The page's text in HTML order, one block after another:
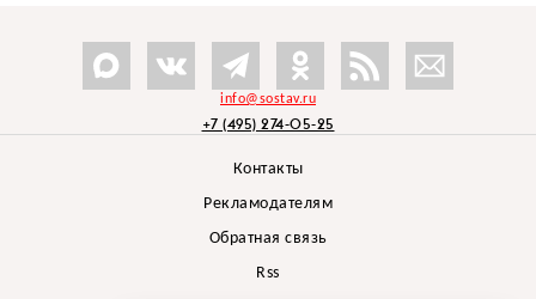
info@sostav.ru
+7 (495) 274-05-25
Контакты
Рекламодателям
Обратная связь
Rss